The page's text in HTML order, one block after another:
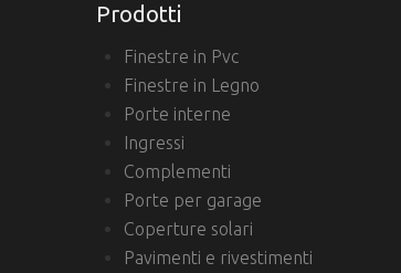
Prodotti
Finestre in Pvc
Finestre in Legno
Porte interne
Ingressi
Complementi
Porte per garage
Coperture solari
Pavimenti e rivestimenti